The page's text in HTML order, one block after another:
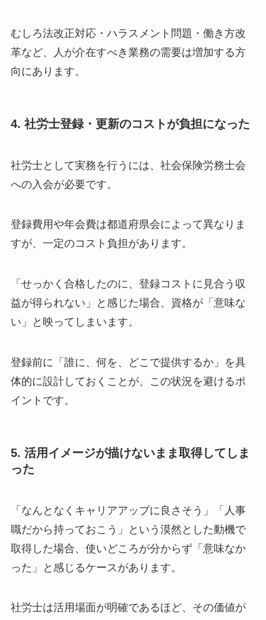
むしろ法改正対応・ハラスメント問題・働き方改
革など、人が介在すべき業務の需要は増加する方
向にあります。
4. 社労士登録・更新のコストが負担になった
社労士として実務を行うには、社会保険労務士会
への入会が必要です。
登録費用や年会費は都道府県会によって異なりま
すが、一定のコスト負担があります。
「せっかく合格したのに、登録コストに見合う収
益が得られない」と感じた場合、資格が「意味な
い」と映ってしまいます。
登録前に「誰に、何を、どこで提供するか」を具
体的に設計しておくことが、この状況を避けるポ
イントです。
5. 活用イメージが描けないまま取得してしま
った
「なんとなくキャリアアップに良さそう」「人事
職だから持っておこう」という漠然とした動機で
取得した場合、使いどころが分からず「意味なか
った」と感じるケースがあります。
社労士は活用場面が明確であるほど、その価値が